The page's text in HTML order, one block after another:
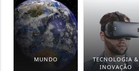
MUNDO
TECNOLOGIA &
INOVAÇÃO